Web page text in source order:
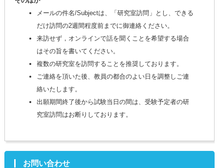
メールの件名/Subjectは、「研究室訪問」とし、できる
だけ訪問の2週間程度前までに御連絡ください。
来訪せず，オンラインで話を聞くことを希望する場合
はその旨を書いてください。
複数の研究室を訪問することを推奨しております。
ご連絡を頂いた後、教員の都合のよい日を調整しご連
絡いたします。
出願期間終了後から試験当日の間は、受験予定者の研
究室訪問はお断りしております。
お問い合わせ